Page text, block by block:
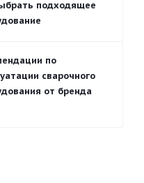
подходящее
по
сварочного
от бренда